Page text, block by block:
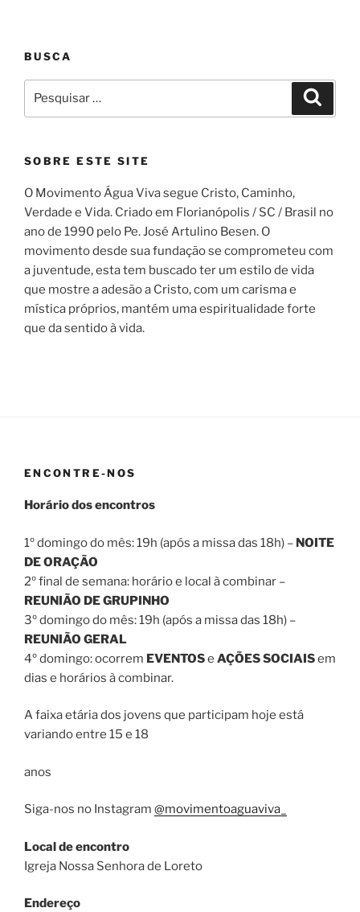
BUSCA
por:
SOBRE ESTE SITE
O Movimento Água Viva segue Cristo, Caminho,
Verdade e Vida. Criado em Florianópolis / SC / Brasil no
ano de 1990 pelo Pe. José Artulino Besen. O
movimento desde sua fundação se comprometeu com
a juventude, esta tem buscado ter um estilo de vida
que mostre a adesão a Cristo, com um carisma e
mística próprios, mantém uma espiritualidade forte
que da sentido à vida.
ENCONTRE-NOS
Horário dos encontros
1º domingo do mês: 19h (após a missa das 18h) – NOITE
DE ORAÇÃO
2º final de semana: horário e local à combinar –
REUNIÃO DE GRUPINHO
3º domingo do mês: 19h (após a missa das 18h) –
REUNIÃO GERAL
4º domingo: ocorrem EVENTOSe AÇÕES SOCIAISem
dias e horários à combinar.
A faixa etária dos jovens que participam hoje está
variando entre 15 e 18
anos
Siga-nos no Instagram @movimentoaguaviva_
Local de encontro
Igreja Nossa Senhora de Loreto
Endereço